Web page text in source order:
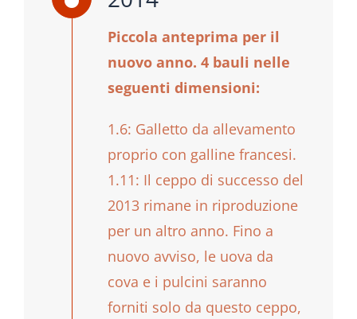
Piccola anteprima per il
nuovo anno. 4 bauli nelle
seguenti dimensioni:
1.6: Galletto da allevamento
proprio con galline francesi.
1.11: Il ceppo di successo del
2013 rimane in riproduzione
per un altro anno. Fino a
nuovo avviso, le uova da
cova e i pulcini saranno
forniti solo da questo ceppo,